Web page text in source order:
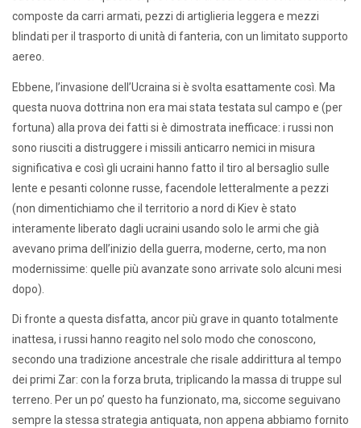
composte da carri armati, pezzi di artiglieria leggera e mezzi
blindati per il trasporto di unità di fanteria, con un limitato supporto
aereo.
Ebbene, l’invasione dell’Ucraina si è svolta esattamente così. Ma
questa nuova dottrina non era mai stata testata sul campo e (per
fortuna) alla prova dei fatti si è dimostrata inefficace: i russi non
sono riusciti a distruggere i missili anticarro nemici in misura
significativa e così gli ucraini hanno fatto il tiro al bersaglio sulle
lente e pesanti colonne russe, facendole letteralmente a pezzi
(non dimentichiamo che il territorio a nord di Kiev è stato
interamente liberato dagli ucraini usando solo le armi che già
avevano prima dell’inizio della guerra, moderne, certo, ma non
modernissime: quelle più avanzate sono arrivate solo alcuni mesi
dopo).
Di fronte a questa disfatta, ancor più grave in quanto totalmente
inattesa, i russi hanno reagito nel solo modo che conoscono,
secondo una tradizione ancestrale che risale addirittura al tempo
dei primi Zar: con la forza bruta, triplicando la massa di truppe sul
terreno. Per un po’ questo ha funzionato, ma, siccome seguivano
sempre la stessa strategia antiquata, non appena abbiamo fornito